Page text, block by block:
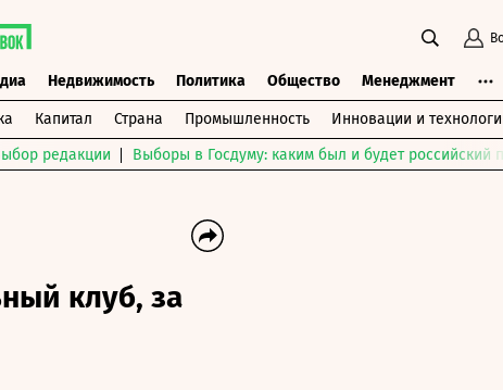
Недвижимость Политика Общество Менеджмент
Капитал Страна Промышленность Инновации и
редакции Выборы в Госдуму: каким был и будет российский
клуб, за